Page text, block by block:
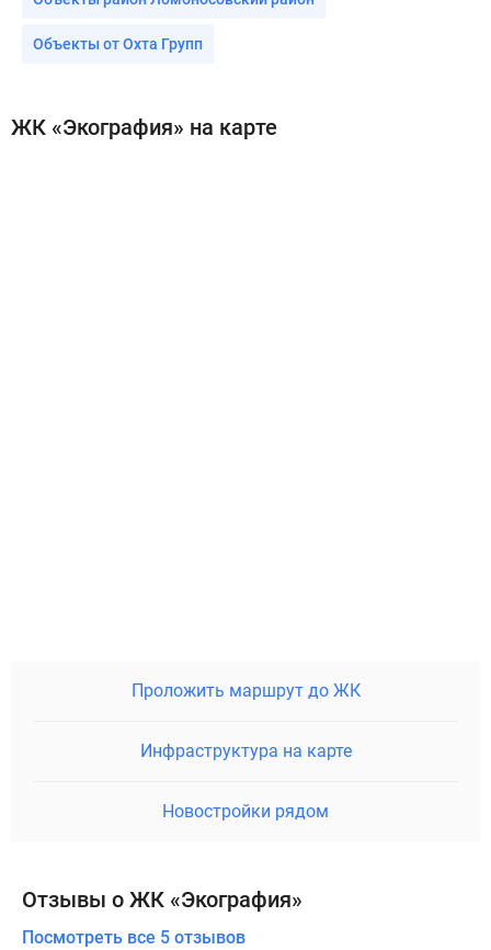
Объекты от Охта Групп
ЖК «Экография» на карте
Проложить маршрут до ЖК
Инфраструктура на карте
Новостройки рядом
Отзывы о ЖК «Экография»
Посмотреть все 5 отзывов